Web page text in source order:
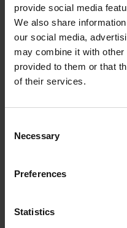
provide social media
We also share
our social media,
may combine it with other
provided to them or that
of their services.
Selection
Necessary
Preferences
Statistics